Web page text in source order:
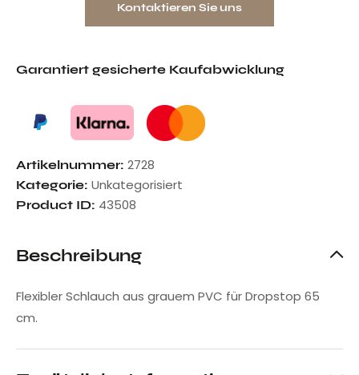
Kontaktieren Sie uns
Garantiert gesicherte Kaufabwicklung
Artikelnummer: 2728
Kategorie: Unkategorisiert
Product ID: 43508
Beschreibung
Flexibler Schlauch aus grauem PVC für Dropstop 65
cm.